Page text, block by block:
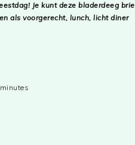
Je kunt deze bladerdeeg brie
als voorgerecht, lunch, licht diner